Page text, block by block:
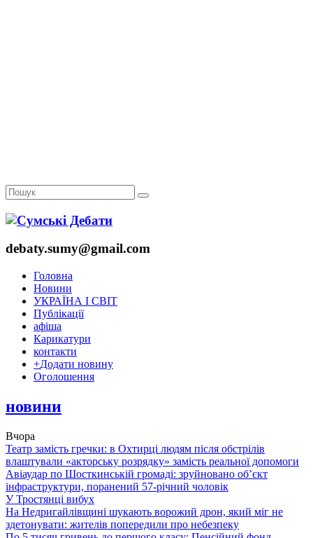
debaty.sumy@gmail.com
Головна
Новини
УКРАЇНА І СВІТ
Публікації
афіша
Карикатури
контакти
+Додати новину
Оголошення
новини
Вчора
Театр замість гречки: в Охтирці людям після обстрілів
влаштували «акторську розрядку» замість реальної допомоги
Авіаудар по Шосткинській громаді: зруйновано об’єкт
інфраструктури, поранений 57-річний чоловік
У Тростянці вибух
На Недригайлівщині шукають ворожий дрон, який міг не
здетонувати: жителів попередили про небезпеку